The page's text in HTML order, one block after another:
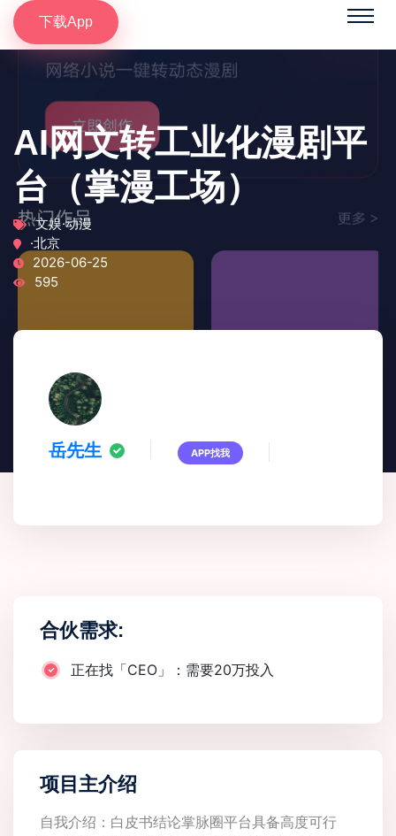
下载App
AI网文转工业化漫剧平
台（掌漫工场）
文娱·动漫
·北京
2026-06-25
595
岳先生 APP找我
合伙需求:
正在找「CEO」：需要20万投入
项目主介绍
自我介绍：白皮书结论掌脉圈平台具备高度可行